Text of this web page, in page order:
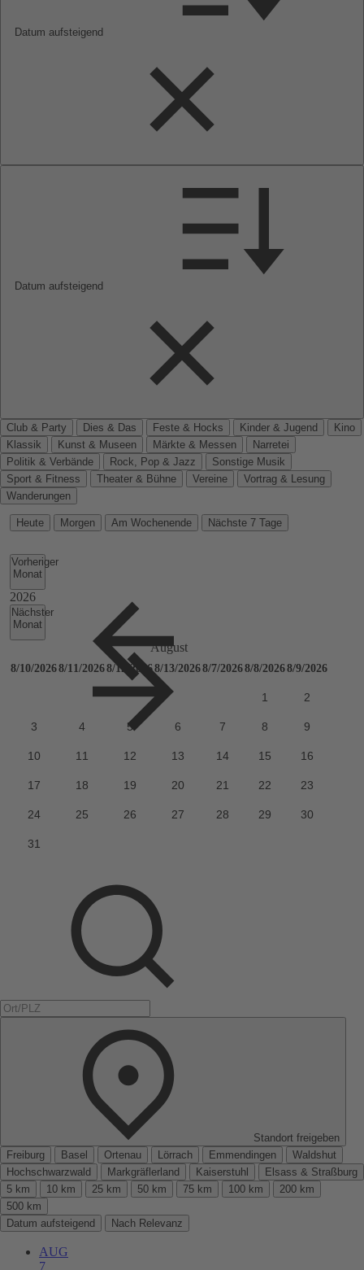
Datum aufsteigend
Datum aufsteigend
Club & Party Dies & Das Feste & Hocks Kinder & Jugend
Kino
Klassik
Kunst & Museen Märkte & Messen
Narretei
Politik & Verbände
Rock, Pop & Jazz
Sonstige Musik
Sport & Fitness
Theater & Bühne Vereine
Vortrag & Lesung
Wanderungen
Heute Morgen Am Wochenende Nächste 7 Tage
Vorheriger
Monat
Nächster
Monat
Standort freigeben
Freiburg
Basel Ortenau Lörrach Emmendingen
Waldshut
Hochschwarzwald
Markgräflerland Kaiserstuhl
Elsass & Straßburg
5 km
10 km 25 km 50 km 75 km 100 km
200 km
500 km
Datum aufsteigend
Nach Relevanz
AUG
7